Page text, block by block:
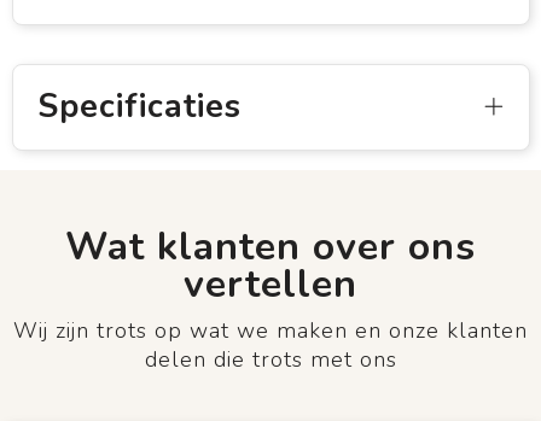
Specificaties
Wat klanten over ons
vertellen
Wij zijn trots op wat we maken en onze klanten
delen die trots met ons